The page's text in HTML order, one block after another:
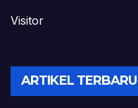
Visitor
ARTIKEL TERBARU